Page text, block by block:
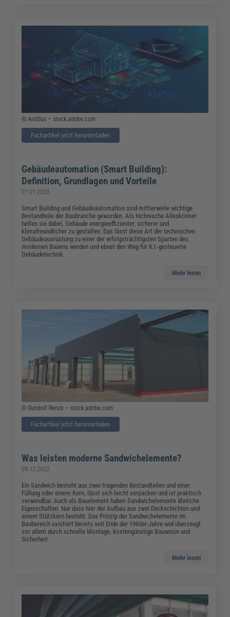
© AndSus – stock.adobe.com
Fachartikel jetzt herunterladen
Gebäudeautomation (Smart Building):
Definition, Grundlagen und Vorteile
27.01.2023
Smart Building und Gebäudeautomation sind mittlerweile wichtige
Bestandteile der Baubranche geworden. Als technische Alleskönner
helfen sie dabei, Gebäude energieeffizienter, sicherer und
klimafreundlicher zu gestalten. Das lässt diese Art der technischen
Gebäudeausrüstung zu einer der erfolgsträchtigsten Sparten des
modernen Bauens werden und ebnet den Weg für K.I.-gesteuerte
Gebäudetechnik.
Mehr lesen
© Gundolf Renze – stock.adobe.com
Fachartikel jetzt herunterladen
Was leisten moderne Sandwichelemente?
09.12.2022
Ein Sandwich besteht aus zwei tragenden Bestandteilen und einer
Füllung oder einem Kern, lässt sich leicht verpacken und ist praktisch
verwendbar. Auch als Bauelement haben Sandwichelemente ähnliche
Eigenschaften. Nur dass hier der Aufbau aus zwei Deckschichten und
einem Stützkern besteht. Das Prinzip der Sandwichelemente im
Baubereich existiert bereits seit Ende der 1960er-Jahre und überzeugt
vor allem durch schnelle Montage, kostengünstige Bauweise und
Sicherheit.
Mehr lesen